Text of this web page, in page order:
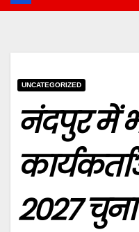
UNCATEGORIZED
नंदपुर में
2027